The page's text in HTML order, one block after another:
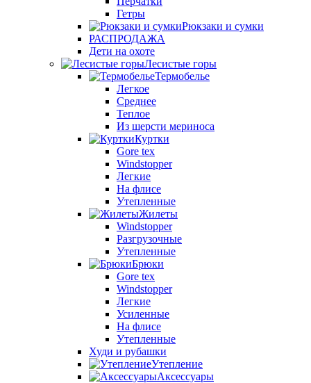
Гетры
Рюкзаки и сумки
РАСПРОДАЖА
Дети на охоте
Лесистые горы
Термобелье
Легкое
Среднее
Теплое
Из шерсти мериноса
Куртки
Gore tex
Windstopper
Легкие
На флисе
Утепленные
Жилеты
Windstopper
Разгрузочные
Утепленные
Брюки
Gore tex
Windstopper
Легкие
Усиленные
На флисе
Утепленные
Худи и рубашки
Утепление
Аксессуары